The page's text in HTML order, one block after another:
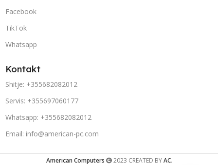
Facebook
TikTok
Whatsapp
Kontakt
Shitje: +355682082012
Servis: +355697060177
Whatsapp: +355682082012
Email: info@american-pc.com
American Computers 2023 CREATED BYAC.